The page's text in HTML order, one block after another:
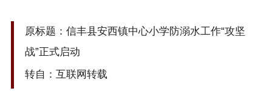
原标题：信丰县安西镇中心小学防溺水工作“攻坚
战”正式启动
转自：互联网转载